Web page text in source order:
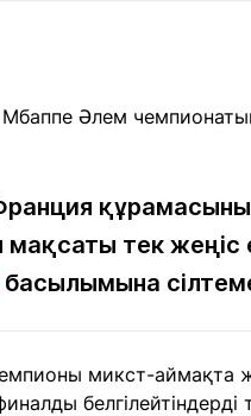
Бос жұмыс
орындары
(700) 3 888 188
тек жеңіс
басылымына
микст-аймақта
белгілейтіндерді